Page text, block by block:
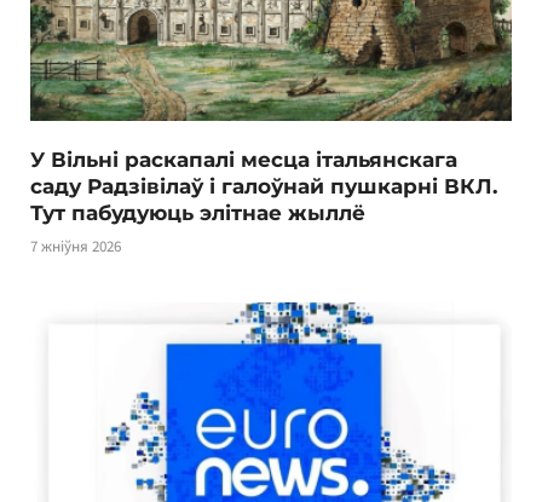
У Вільні раскапалі месца італьянскага
саду Радзівілаў і галоўнай пушкарні ВКЛ.
Тут пабудуюць элітнае жыллё
7 жніўня 2026